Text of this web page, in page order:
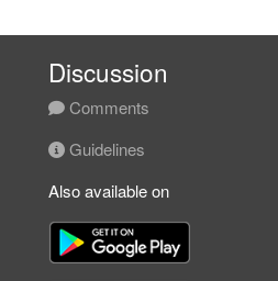
Discussion
Comments
Guidelines
Also available on